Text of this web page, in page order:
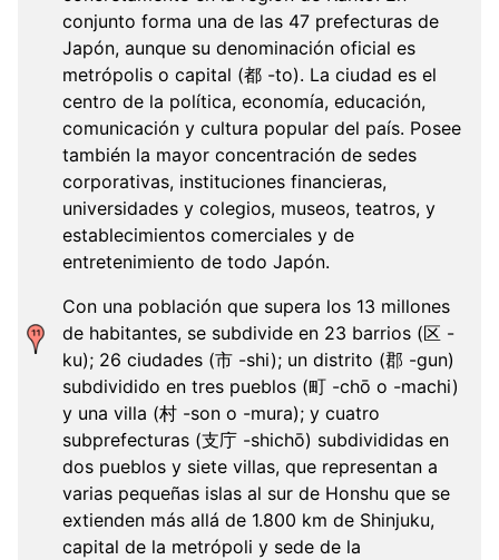
conjunto forma una de las 47 prefecturas de
Japón, aunque su denominación oficial es
metrópolis o capital (都 -to). La ciudad es el
centro de la política, economía, educación,
comunicación y cultura popular del país. Posee
también la mayor concentración de sedes
corporativas, instituciones financieras,
universidades y colegios, museos, teatros, y
establecimientos comerciales y de
entretenimiento de todo Japón.
Con una población que supera los 13 millones
de habitantes, se subdivide en 23 barrios (区 -
ku); 26 ciudades (市 -shi); un distrito (郡 -gun)
subdividido en tres pueblos (町 -chō o -machi)
y una villa (村 -son o -mura); y cuatro
subprefecturas (支庁 -shichō) subdivididas en
dos pueblos y siete villas, que representan a
varias pequeñas islas al sur de Honshu que se
extienden más allá de 1.800 km de Shinjuku,
capital de la metrópoli y sede de la